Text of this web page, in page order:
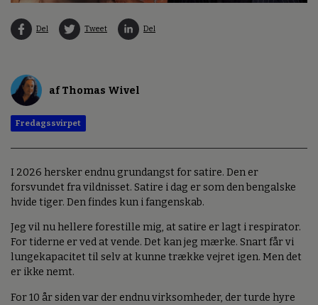
Del Tweet Del
af Thomas Wivel
Fredagssvirpet
I 2026 hersker endnu grundangst for satire. Den er
forsvundet fra vildnisset. Satire i dag er som den bengalske
hvide tiger. Den findes kun i fangenskab.
Jeg vil nu hellere forestille mig, at satire er lagt i respirator.
For tiderne er ved at vende. Det kan jeg mærke. Snart får vi
lungekapacitet til selv at kunne trække vejret igen. Men det
er ikke nemt.
For 10 år siden var der endnu virksomheder, der turde hyre